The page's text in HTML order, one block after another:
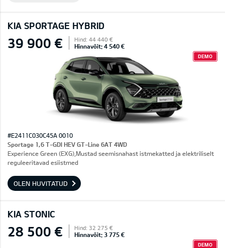
KIA SPORTAGE HYBRID
39 900 € Hind: 44 440 €
Hinnavõit: 4 540 €
DEMO
#E2411C030C45A 0010
Sportage 1,6 T-GDI HEV GT-Line 6AT 4WD
Experience Green (EXG),Mustad seemisnahast istmekatted ja elektriliselt
reguleeritavad esiistmed
OLEN HUVITATUD
KIA STONIC
28 500 € Hind: 32 275 €
Hinnavõit: 3 775 €
DEMO